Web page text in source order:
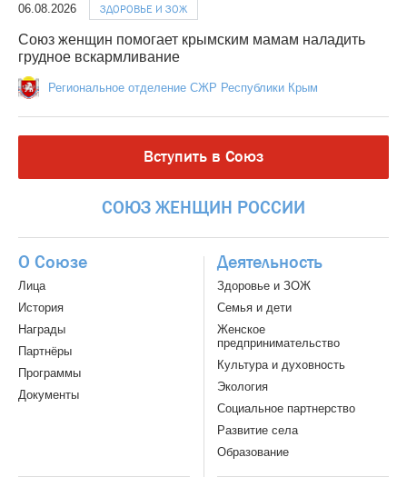
06.08.2026 ЗДОРОВЬЕ И ЗОЖ
Союз женщин помогает крымским мамам наладить
грудное вскармливание
Региональное отделение СЖР Республики Крым
Вступить в Союз
СОЮЗ ЖЕНЩИН РОССИИ
О Союзе
Лица
История
Награды
Партнёры
Программы
Документы
Деятельность
Здоровье и ЗОЖ
Семья и дети
Женское
предпринимательство
Культура и духовность
Экология
Социальное партнерство
Развитие села
Образование